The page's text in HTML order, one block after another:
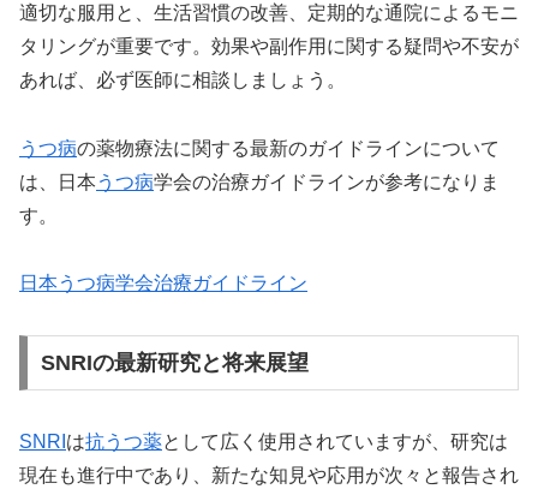
適切な服用と、生活習慣の改善、定期的な通院によるモニ
タリングが重要です。効果や副作用に関する疑問や不安が
あれば、必ず医師に相談しましょう。
うつ病の薬物療法に関する最新のガイドラインについて
は、日本 うつ病学会の治療ガイドラインが参考になりま
す。
日本うつ病学会治療ガイドライン
SNRIの最新研究と将来展望
SNRI は抗うつ薬として広く使用されていますが、研究は
現在も進行中であり、新たな知見や応用が次々と報告され